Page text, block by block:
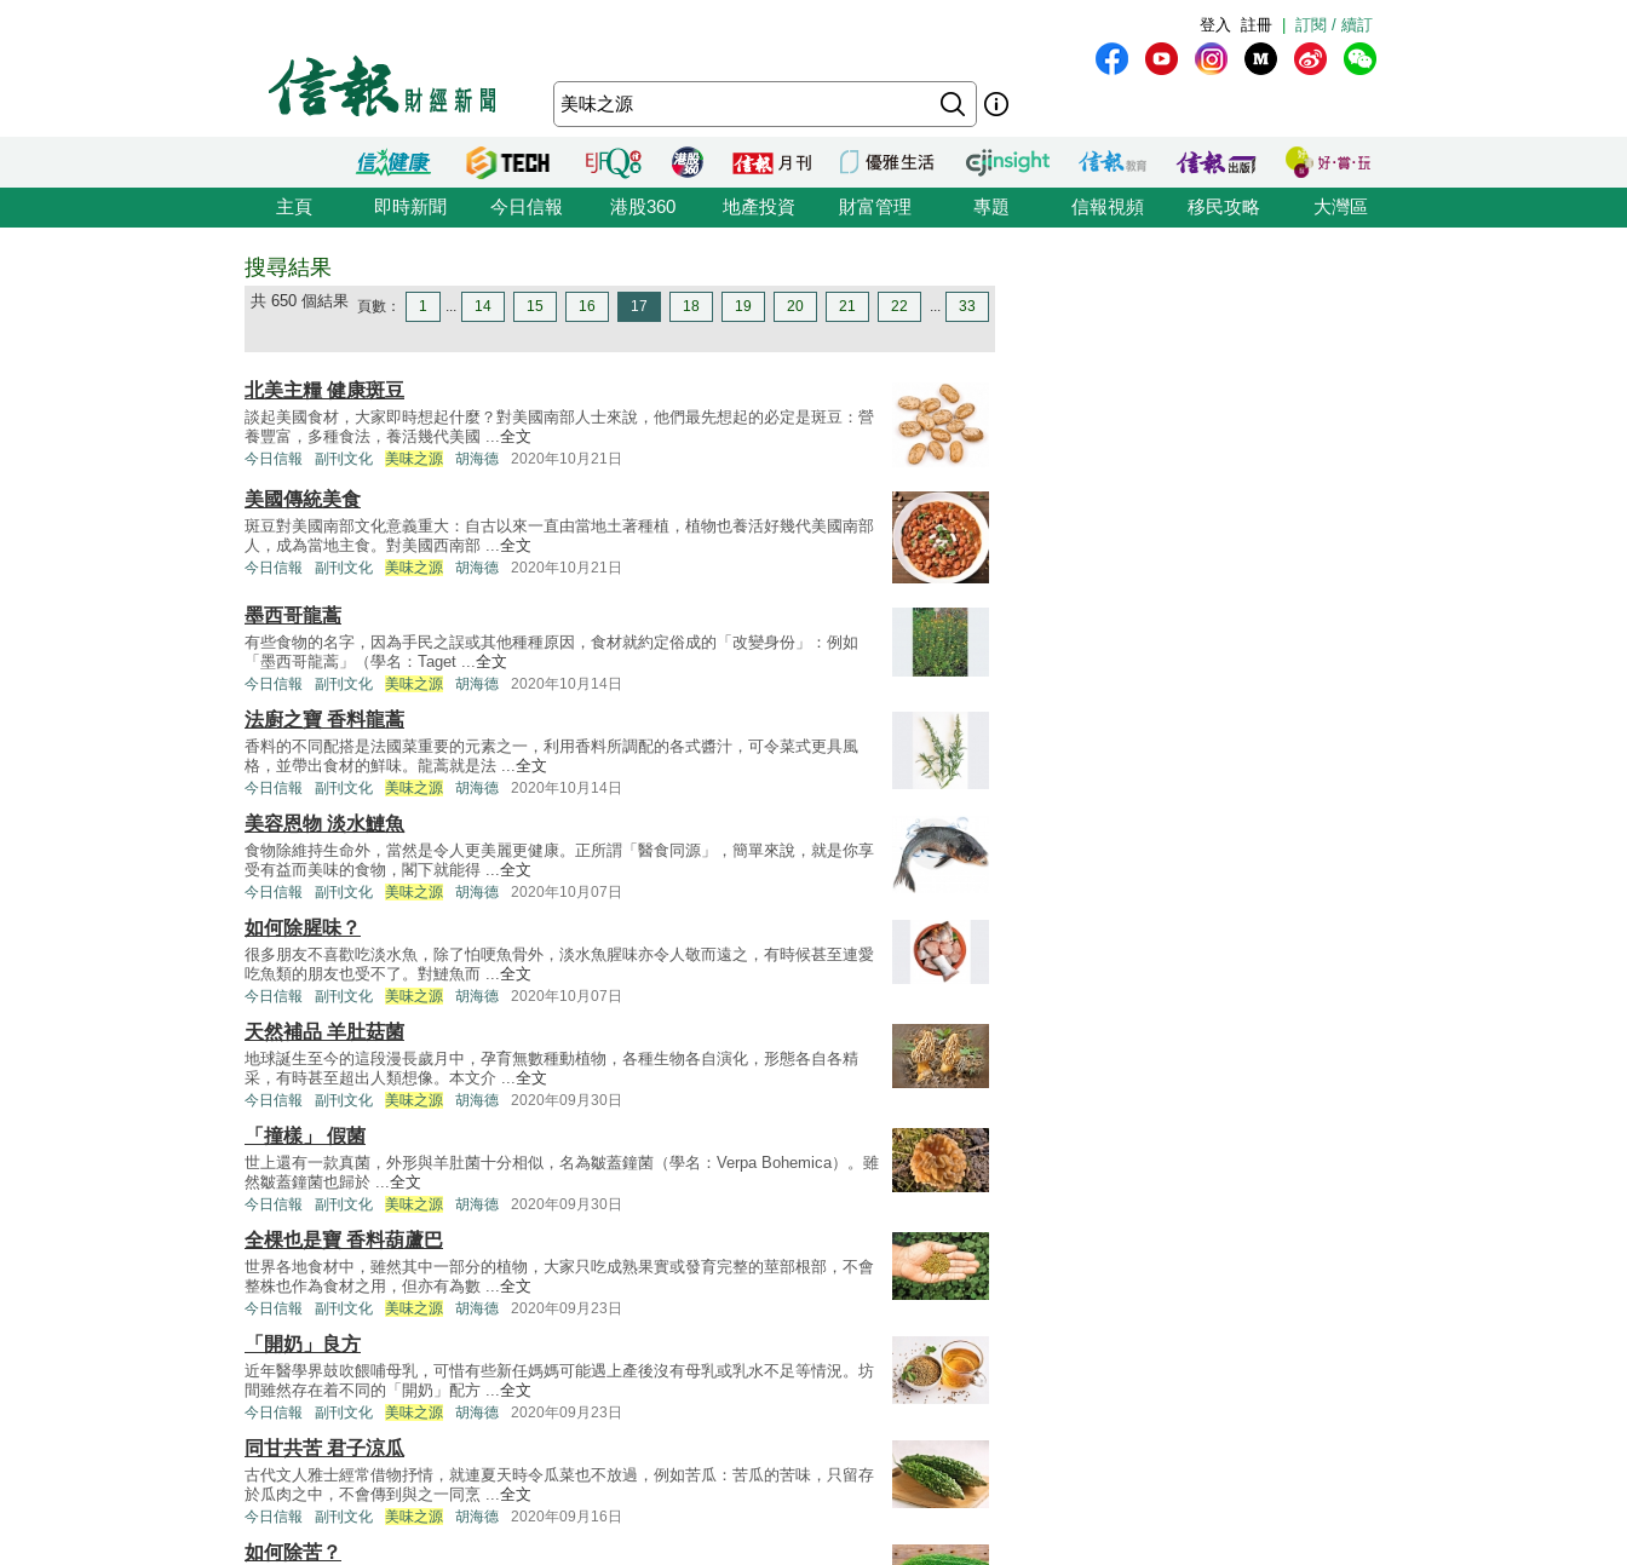
訂閱 / 續訂
註冊
登入
主頁 即時新聞 今日信報 港股360 地產投資 財富管理 專題 信報視頻 移民攻略 大灣區
搜尋結果
共 650 個結果 頁數： 1 ... 14 15 16 17 18 19 20 21 22 ... 33
北美主糧 健康斑豆
談起美國食材，大家即時想起什麼？對美國南部人士來說，他們最先想起的必定是斑豆：營
養豐富，多種食法，養活幾代美國 ...全文
今日信報 副刊文化 美味之源 胡海德 2020年10月21日
美國傳統美食
斑豆對美國南部文化意義重大：自古以來一直由當地土著種植，植物也養活好幾代美國南部
人，成為當地主食。對美國西南部 ...全文
今日信報 副刊文化 美味之源 胡海德 2020年10月21日
墨西哥龍蒿
有些食物的名字，因為手民之誤或其他種種原因，食材就約定俗成的「改變身份」：例如
「墨西哥龍蒿」（學名：Taget ...全文
今日信報 副刊文化 美味之源 胡海德 2020年10月14日
法廚之寶 香料龍蒿
香料的不同配搭是法國菜重要的元素之一，利用香料所調配的各式醬汁，可令菜式更具風
格，並帶出食材的鮮味。龍蒿就是法 ...全文
今日信報 副刊文化 美味之源 胡海德 2020年10月14日
美容恩物 淡水鰱魚
食物除維持生命外，當然是令人更美麗更健康。正所謂「醫食同源」，簡單來說，就是你享
受有益而美味的食物，閣下就能得 ...全文
今日信報 副刊文化 美味之源 胡海德 2020年10月07日
如何除腥味？
很多朋友不喜歡吃淡水魚，除了怕哽魚骨外，淡水魚腥味亦令人敬而遠之，有時候甚至連愛
吃魚類的朋友也受不了。對鰱魚而 ...全文
今日信報 副刊文化 美味之源 胡海德 2020年10月07日
天然補品 羊肚菇菌
地球誕生至今的這段漫長歲月中，孕育無數種動植物，各種生物各自演化，形態各自各精
采，有時甚至超出人類想像。本文介 ...全文
今日信報 副刊文化 美味之源 胡海德 2020年09月30日
「撞樣」 假菌
世上還有一款真菌，外形與羊肚菌十分相似，名為皺蓋鐘菌（學名：Verpa Bohemica）。雖
然皺蓋鐘菌也歸於 ...全文
今日信報 副刊文化 美味之源 胡海德 2020年09月30日
全棵也是寶 香料葫蘆巴
世界各地食材中，雖然其中一部分的植物，大家只吃成熟果實或發育完整的莖部根部，不會
整株也作為食材之用，但亦有為數 ...全文
今日信報 副刊文化 美味之源 胡海德 2020年09月23日
「開奶」良方
近年醫學界鼓吹餵哺母乳，可惜有些新任媽媽可能遇上產後沒有母乳或乳水不足等情況。坊
間雖然存在着不同的「開奶」配方 ...全文
今日信報 副刊文化 美味之源 胡海德 2020年09月23日
同甘共苦 君子涼瓜
古代文人雅士經常借物抒情，就連夏天時令瓜菜也不放過，例如苦瓜：苦瓜的苦味，只留存
於瓜肉之中，不會傳到與之一同烹 ...全文
今日信報 副刊文化 美味之源 胡海德 2020年09月16日
如何除苦？